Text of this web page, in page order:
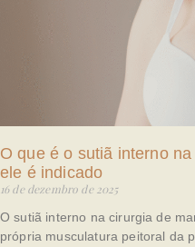
O que é o sutiã interno
ele é indicado
16 de dezembro de 2025
O sutiã interno na cirurgia de
própria musculatura peitoral da